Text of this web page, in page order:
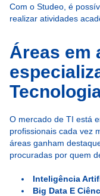
Com o Studeo, é
realizar atividades
Áreas em
O mercado de TI está
profissionais cada vez
áreas ganham
procuradas por quem
Inteligência
Big Data E